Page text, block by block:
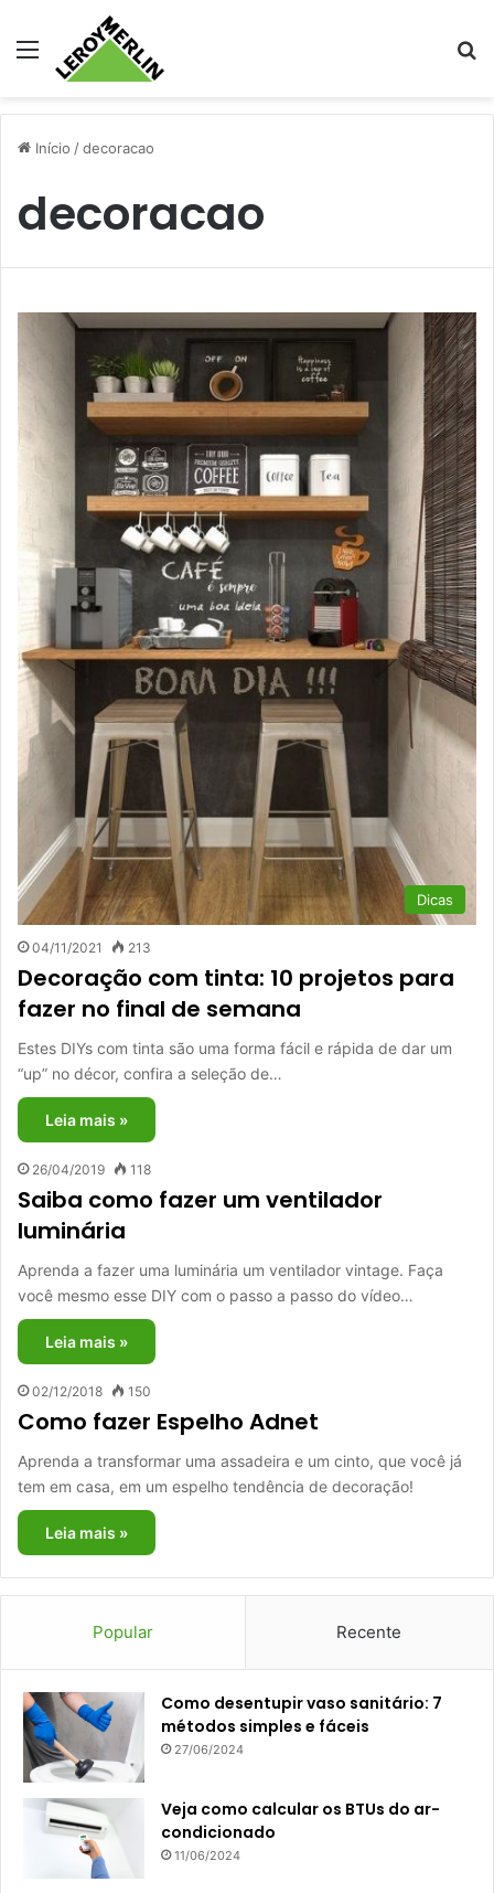
Menu
Início /decoracao
decoracao
Dicas
04/11/2021 213
Decoração com tinta: 10 projetos para
fazer no final de semana
Estes DIYs com tinta são uma forma fácil e rápida de dar um
“up” no décor, confira a seleção de…
Leia mais »
26/04/2019 118
Saiba como fazer um ventilador
luminária
Aprenda a fazer uma luminária um ventilador vintage. Faça
você mesmo esse DIY com o passo a passo do vídeo…
Leia mais »
02/12/2018 150
Como fazer Espelho Adnet
Aprenda a transformar uma assadeira e um cinto, que você já
tem em casa, em um espelho tendência de decoração!
Leia mais »
Popular Recente
Como desentupir vaso sanitário: 7
métodos simples e fáceis
27/06/2024
Veja como calcular os BTUs do ar-
condicionado
11/06/2024